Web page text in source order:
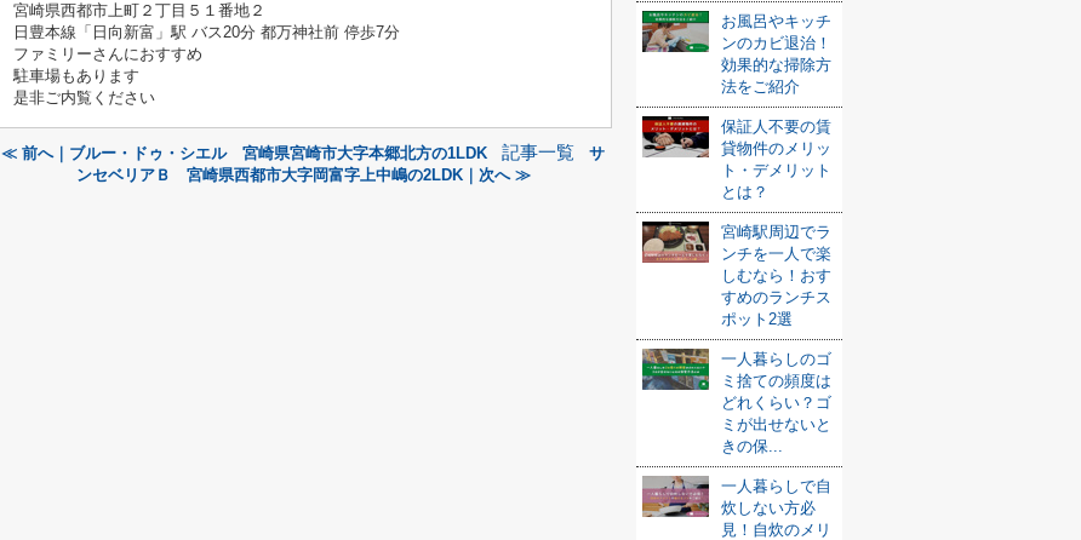
宮崎県西都市上町２丁目５１番地２
日豊本線「日向新富」駅 バス20分 都万神社前 停歩7分
ファミリーさんにおすすめ
駐車場もあります
是非ご内覧ください
≪ 前へ｜ブルー・ドゥ・シエル 宮崎県宮崎市大字本郷北方の1LDK 記事一覧
サ
ンセベリアＢ 宮崎県西都市大字岡富字上中嶋の2LDK｜次へ ≫
お風呂やキッチ
ンのカビ退治！
効果的な掃除方
法をご紹介
保証人不要の賃
貸物件のメリッ
ト・デメリット
とは？
宮崎駅周辺でラ
ンチを一人で楽
しむなら！おす
すめのランチス
ポット2選
一人暮らしのゴ
ミ捨ての頻度は
どれくらい？ゴ
ミが出せないと
きの保...
一人暮らしで自
炊しない方必
見！自炊のメリ